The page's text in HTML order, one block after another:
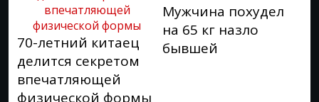
70-летний китаец
делится секретом
впечатляющей
физической формы
Мужчина похудел
на 65 кг назло
бывшей